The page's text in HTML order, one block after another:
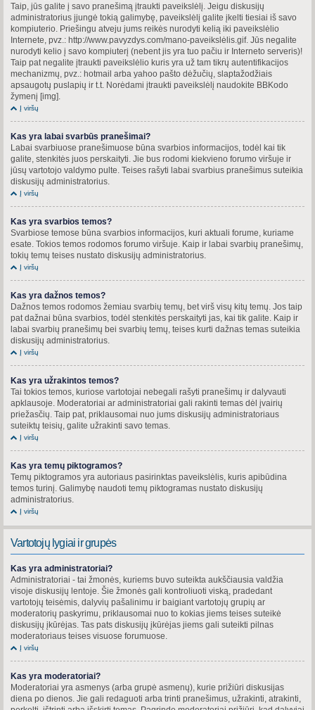
Taip, jūs galite į savo pranešimą įtraukti paveikslėlį. Jeigu diskusijų
administratorius įjungė tokią galimybę, paveikslėlį galite įkelti tiesiai iš savo
kompiuterio. Priešingu atveju jums reikės nurodyti kelią iki paveikslėlio
Internete, pvz.: http://www.pavyzdys.com/mano-paveikslėlis.gif. Jūs negalite
nurodyti kelio į savo kompiuterį (nebent jis yra tuo pačiu ir Interneto serveris)!
Taip pat negalite įtraukti paveikslėlio kuris yra už tam tikrų autentifikacijos
mechanizmų, pvz.: hotmail arba yahoo pašto dėžučių, slaptažodžiais
apsaugotų puslapių ir t.t. Norėdami įtraukti paveikslėlį naudokite BBKodo
žymenį [img].
Į viršų
Kas yra labai svarbūs pranešimai?
Labai svarbiuose pranešimuose būna svarbios informacijos, todėl kai tik
galite, stenkitės juos perskaityti. Jie bus rodomi kiekvieno forumo viršuje ir
jūsų vartotojo valdymo pulte. Teises rašyti labai svarbius pranešimus suteikia
diskusijų administratorius.
Į viršų
Kas yra svarbios temos?
Svarbiose temose būna svarbios informacijos, kuri aktuali forume, kuriame
esate. Tokios temos rodomos forumo viršuje. Kaip ir labai svarbių pranešimų,
tokių temų teises nustato diskusijų administratorius.
Į viršų
Kas yra dažnos temos?
Dažnos temos rodomos žemiau svarbių temų, bet virš visų kitų temų. Jos taip
pat dažnai būna svarbios, todėl stenkitės perskaityti jas, kai tik galite. Kaip ir
labai svarbių pranešimų bei svarbių temų, teises kurti dažnas temas suteikia
diskusijų administratorius.
Į viršų
Kas yra užrakintos temos?
Tai tokios temos, kuriose vartotojai nebegali rašyti pranešimų ir dalyvauti
apklausoje. Moderatoriai ar administratoriai gali rakinti temas dėl įvairių
priežasčių. Taip pat, priklausomai nuo jums diskusijų administratoriaus
suteiktų teisių, galite užrakinti savo temas.
Į viršų
Kas yra temų piktogramos?
Temų piktogramos yra autoriaus pasirinktas paveikslėlis, kuris apibūdina
temos turinį. Galimybę naudoti temų piktogramas nustato diskusijų
administratorius.
Į viršų
Vartotojų lygiai ir grupės
Kas yra administratoriai?
Administratoriai - tai žmonės, kuriems buvo suteikta aukščiausia valdžia
visoje diskusijų lentoje. Šie žmonės gali kontroliuoti viską, pradedant
vartotojų teisėmis, dalyvių pašalinimu ir baigiant vartotojų grupių ar
moderatorių paskyrimu, priklausomai nuo to kokias jiems teises suteikė
diskusijų įkūrėjas. Tas pats diskusijų įkūrėjas jiems gali suteikti pilnas
moderatoriaus teises visuose forumuose.
Į viršų
Kas yra moderatoriai?
Moderatoriai yra asmenys (arba grupė asmenų), kurie prižiūri diskusijas
diena po dienos. Jie gali redaguoti arba trinti pranešimus, užrakinti, atrakinti,